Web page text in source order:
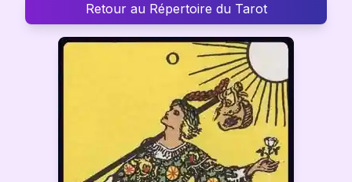
Retour au Répertoire du Tarot